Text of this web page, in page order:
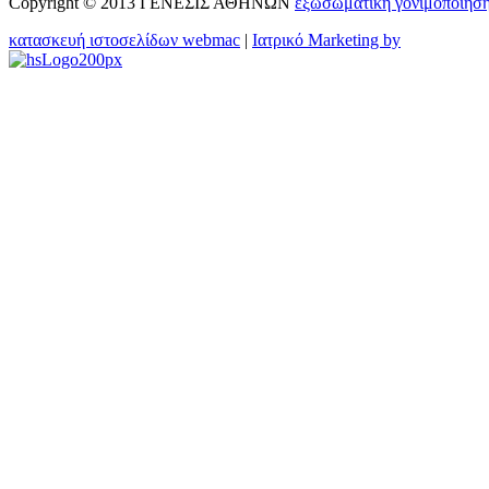
κατασκευή ιστοσελίδων webmac | Ιατρικό Marketing by